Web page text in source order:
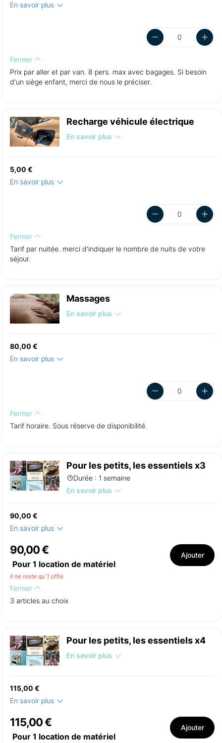
En savoir plus
Fermer
Prix par aller et par van. 8 pers. max avec bagages. Si besoin
d'un siège enfant, merci de nous le préciser.
Recharge véhicule électrique
En savoir plus
5,00 €
En savoir plus
Fermer
Tarif par nuitée. merci d'indiquer le nombre de nuits de votre
séjour.
Massages
En savoir plus
80,00 €
En savoir plus
Fermer
Tarif horaire. Sous réserve de disponibilité.
Pour les petits, les essentiels x3
Durée : 1 semaine
En savoir plus
90,00 €
En savoir plus
90,00 €
Pour 1 location de matériel
Ajouter
Il ne reste qu'1 offre
Fermer
3 articles au choix
Pour les petits, les essentiels x4
En savoir plus
115,00 €
En savoir plus
115,00 €
Pour 1 location de matériel
Ajouter